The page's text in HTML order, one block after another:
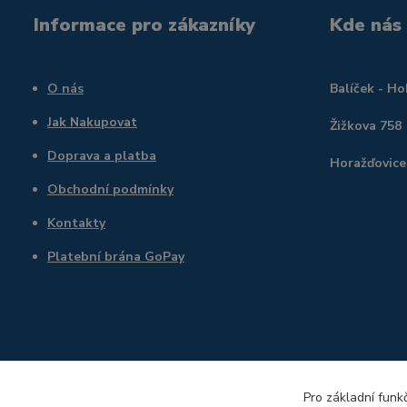
Informace pro zákazníky
O nás
Jak Nakupovat
Doprava a platba
Obchodní podmínky
Kontakty
Platební brána GoPay
Kde
Balíček -
Žižkova 758
Pro základní